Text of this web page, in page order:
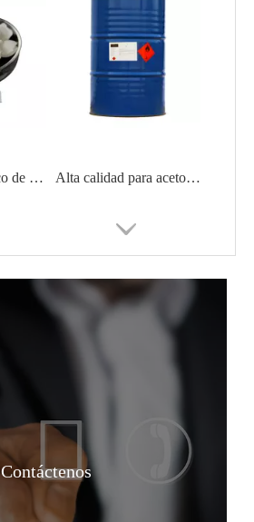
Anhídrido maleico de materias primas químicas orgánicas mínimas del 99,5% Alta calidad para acetonitrilo CAS 75-05-8
Contáctenos